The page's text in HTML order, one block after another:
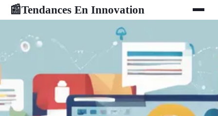
📰Tendances En Innovation